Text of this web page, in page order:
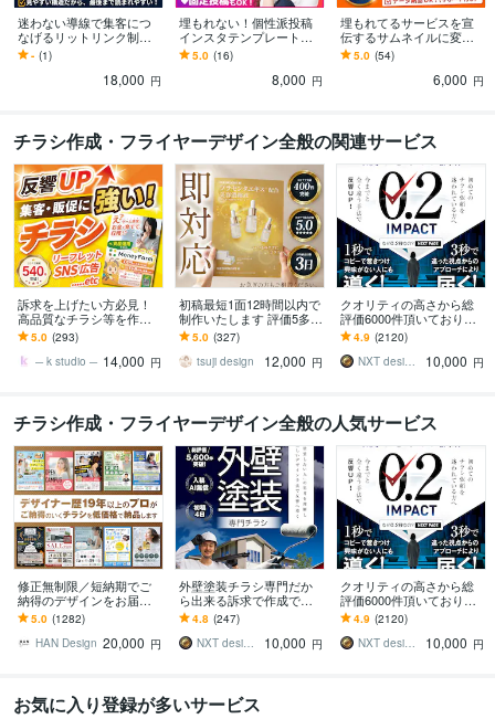
迷わない導線で集客につ
なげるリットリンク制作
します ただのリンク集で
終わらせず、“伝わる順
番”に整理します！
- (1)
18,000 円
埋もれない！個性派投稿
インスタテンプレート作
ります ★データ料込み！
即日利用で効率化！固定
投稿も対応可能！
5.0 (16)
8,000 円
埋もれてるサービスを宣
伝するサムネイルに変え
ます 【事業主の方】内容
を整理して、魅力が伝わ
るサムネをご提案！
5.0 (54)
6,000 円
チラシ作成・フライヤーデザイン全般の関連サービス
訴求を上げたい方必見！
高品質なチラシ等を作成
します もっと訴求を上げ
る為の提案がほしい方、
お申し付けください！
5.0 (293)
─ k studio ─ 14,000 円
初稿最短1面12時間以内で
制作いたします 評価5多
数！修正無制限でチラシ
制作いたします☆
5.0 (327)
tsuji design
12,000 円
クオリティの高さから総
評価6000件頂いておりま
す 修正無制限！25年デザ
イナーが作る訴求方法で
チラシ反響UP!
4.9 (2120)
NXT design 研究所
10,000 円
チラシ作成・フライヤーデザイン全般の人気サービス
修正無制限／短納期でご
納得のデザインをお届け
します その他、パンフ・
ポスター・メニュー・名
刺・看板 etc.
5.0 (1282)
HAN Design 20,000 円
外壁塗装チラシ専門だか
ら出来る訴求で作成でき
ます 修正無制限！信頼感
を大切にしたポスティン
グ反響重視デザイン
4.8 (247)
NXT design 研究所
10,000 円
クオリティの高さから総
評価6000件頂いておりま
す 修正無制限！25年デザ
イナーが作る訴求方法で
チラシ反響UP!
4.9 (2120)
NXT design 研究所
10,000 円
お気に入り登録が多いサービス